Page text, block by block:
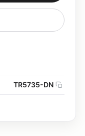
TR5735-DN